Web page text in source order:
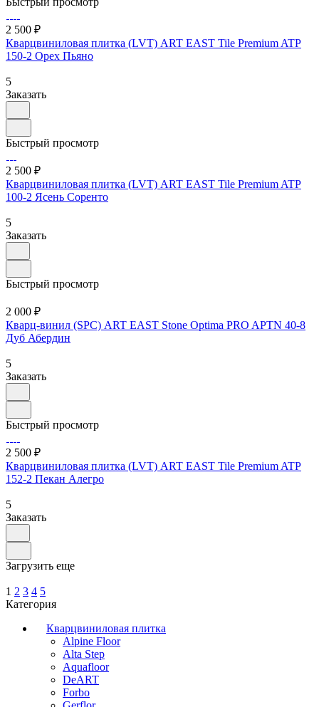
2 500 ₽
Кварцвиниловая плитка (LVT) ART EAST Tile Premium ATP
150-2 Орех Пьяно
5
Заказать
Быстрый просмотр
2 500 ₽
Кварцвиниловая плитка (LVT) ART EAST Tile Premium ATP
100-2 Ясень Соренто
5
Заказать
Быстрый просмотр
2 000 ₽
Кварц-винил (SPC) ART EAST Stone Optima PRO APTN 40-8
Дуб Абердин
5
Заказать
Быстрый просмотр
2 500 ₽
Кварцвиниловая плитка (LVT) ART EAST Tile Premium ATP
152-2 Пекан Алегро
5
Заказать
Загрузить еще
1 2 3 4 5
Категория
Кварцвиниловая плитка
Alpine Floor
Alta Step
Aquafloor
DeART
Forbo